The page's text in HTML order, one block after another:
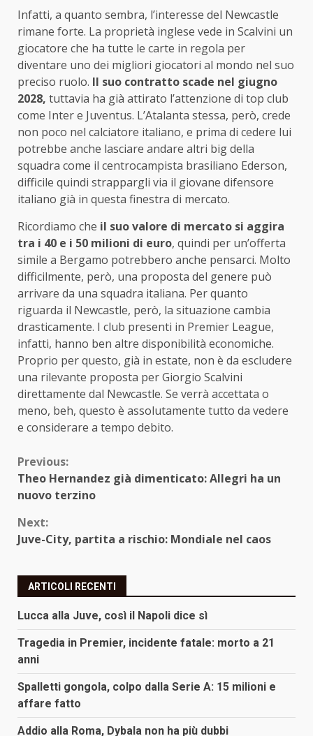
Infatti, a quanto sembra, l’interesse del Newcastle
rimane forte. La proprietà inglese vede in Scalvini un
giocatore che ha tutte le carte in regola per
diventare uno dei migliori giocatori al mondo nel suo
preciso ruolo. Il suo contratto scade nel giugno
2028, tuttavia ha già attirato l’attenzione di top club
come Inter e Juventus. L’Atalanta stessa, però, crede
non poco nel calciatore italiano, e prima di cedere lui
potrebbe anche lasciare andare altri big della
squadra come il centrocampista brasiliano Ederson,
difficile quindi strappargli via il giovane difensore
italiano già in questa finestra di mercato.
Ricordiamo che il suo valore di mercato si aggira
tra i 40 e i 50 milioni di euro, quindi per un’offerta
simile a Bergamo potrebbero anche pensarci. Molto
difficilmente, però, una proposta del genere può
arrivare da una squadra italiana. Per quanto
riguarda il Newcastle, però, la situazione cambia
drasticamente. I club presenti in Premier League,
infatti, hanno ben altre disponibilità economiche.
Proprio per questo, già in estate, non è da escludere
una rilevante proposta per Giorgio Scalvini
direttamente dal Newcastle. Se verrà accettata o
meno, beh, questo è assolutamente tutto da vedere
e considerare a tempo debito.
Continue
Reading
Previous:
Theo Hernandez già dimenticato: Allegri ha un
nuovo terzino
Next:
Juve-City, partita a rischio: Mondiale nel caos
ARTICOLI RECENTI
Lucca alla Juve, così il Napoli dice sì
Tragedia in Premier, incidente fatale: morto a 21
anni
Spalletti gongola, colpo dalla Serie A: 15 milioni e
affare fatto
Addio alla Roma, Dybala non ha più dubbi